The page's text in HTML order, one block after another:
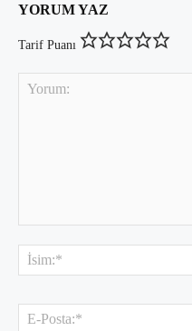
YORUM YAZ
Tarif Puanı